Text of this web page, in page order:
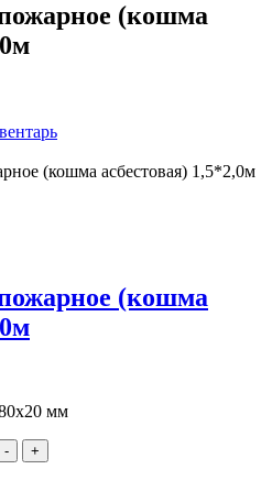
(кошма
(кошма асбестовая) 1,5*2,0м
(кошма
мм
-
+